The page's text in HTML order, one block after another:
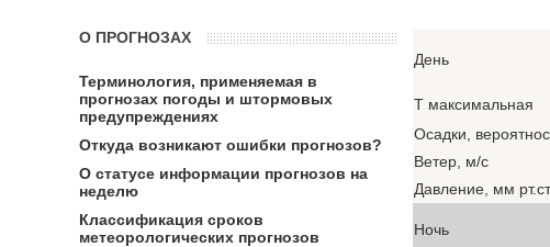
День
T максимальная
Осадки,
Ветер, м/с
Давление, мм рт.ст
Ночь
О ПРОГНОЗАХ
Терминология, применяемая в
прогнозах погоды и штормовых
предупреждениях
Откуда возникают ошибки прогнозов?
О статусе информации прогнозов на
неделю
Классификация сроков
метеорологических прогнозов